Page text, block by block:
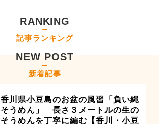
RANKING
記事ランキング
NEW POST
新着記事
香川県小豆島のお盆の風習「負い縄
そうめん」 長さ３メートルの生の
そうめんを丁寧に編む【香川・小豆